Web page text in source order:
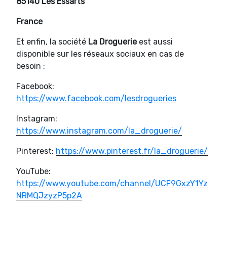
France
Et enfin, la société La Droguerie est aussi
disponible sur les réseaux sociaux en cas de
besoin :
Facebook:
https://www.facebook.com/lesdrogueries
Instagram:
https://www.instagram.com/la_droguerie/
Pinterest: https://www.pinterest.fr/la_droguerie/
YouTube:
https://www.youtube.com/channel/UCF9GxzY1Yz
NRMQJzyzP5p2A